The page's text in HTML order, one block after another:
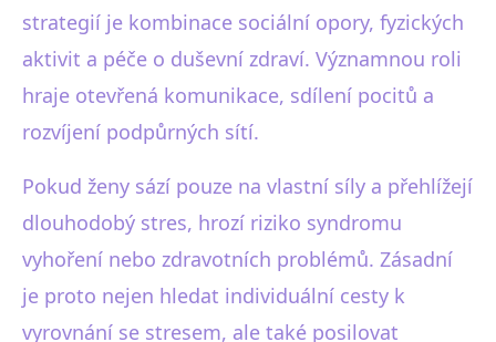
strategií je kombinace sociální opory, fyzických
aktivit a péče o duševní zdraví. Významnou roli
hraje otevřená komunikace, sdílení pocitů a
rozvíjení podpůrných sítí.
Pokud ženy sází pouze na vlastní síly a přehlížejí
dlouhodobý stres, hrozí riziko syndromu
vyhoření nebo zdravotních problémů. Zásadní
je proto nejen hledat individuální cesty k
vyrovnání se stresem, ale také posilovat